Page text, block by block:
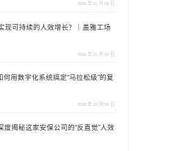
2026 年 01 月 08 日
现可持续的人效增长？｜盖雅工场
2026 年 01 月 04 日
用数字化系统搞定“马拉松级”的复
2025 年 12 月 24 日
度揭秘这家安保公司的“反直觉”人效